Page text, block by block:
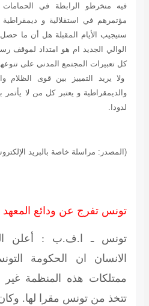
فيه منخرطو الرابطة في
مؤتمرهم في استقلالية و ديمقراطية
ستيجيب الأيام المقبلة هل أن ما
الوالي الجديد ام هو امتداد
كل تعبيرات المجتمع المدني على
ولا يريد التمييز بين قوى الظلام
والديمقراطية و يعتبر كل من لا يأتمر
لدودا.
(المصدر: مراسلة خاصة بالبريد الإلكتروني بتاريخ
تونس تفرج عن ودائع المعهد
تونس ـ ا.ف.ب : أعلن
الانسان ان الحكومة
ممتلكات هذه المنظمة غير
تتخذ من تونس مقرا لها.